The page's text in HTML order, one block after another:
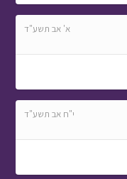
א' אב תשע"ד
י"ח אב תשע"ד